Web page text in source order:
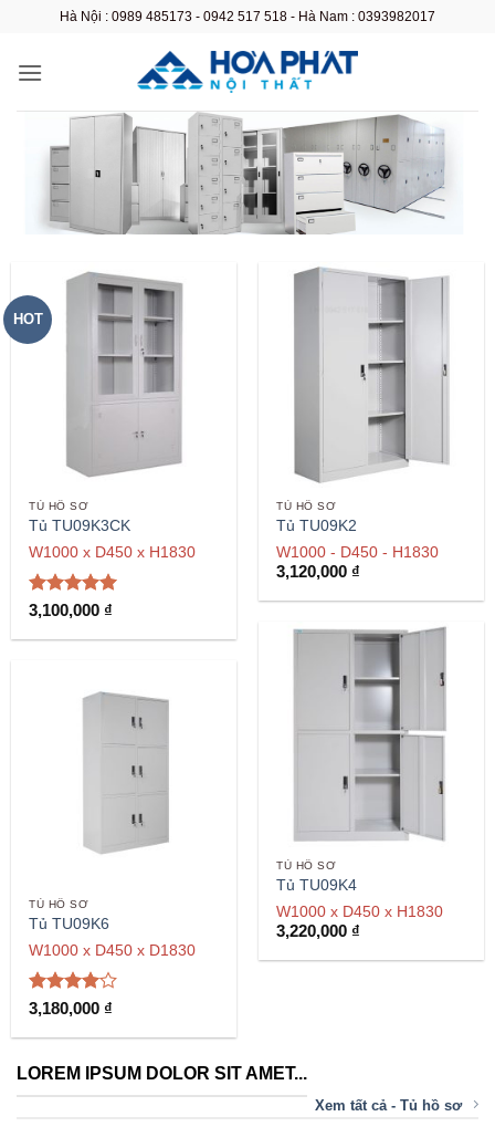
nội
Hà Nội : 0989 485173 - 0942 517 518 - Hà Nam : 0393982017
HOT
TỦ HỒ SƠ
Tủ TU09K3CK
W1000 x D450 x H1830
Được xếp
sao
3,100,000 ₫
TỦ HỒ SƠ
Tủ TU09K2
W1000 - D450 - H1830
3,120,000 ₫
TỦ HỒ SƠ
Tủ TU09K4
W1000 x D450 x H1830
3,220,000 ₫
TỦ HỒ SƠ
Tủ TU09K6
W1000 x D450 x D1830
Được
45 sao
3,180,000 ₫
LOREM IPSUM DOLOR SIT AMET...
Xem tất cả - Tủ hồ sơ